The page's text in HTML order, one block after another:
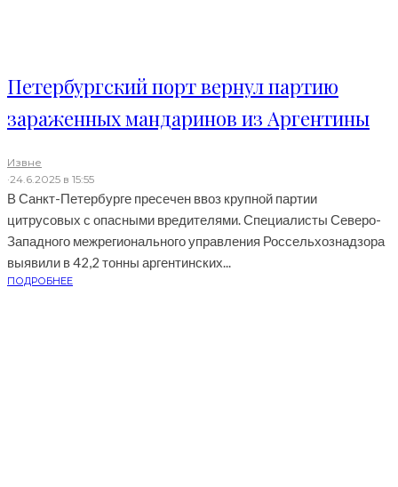
Петербургский порт вернул партию
зараженных мандаринов из Аргентины
Извне
·24.6.2025 в 15:55
В Санкт-Петербурге пресечен ввоз крупной партии
цитрусовых с опасными вредителями. Специалисты Северо-
Западного межрегионального управления Россельхознадзора
выявили в 42,2 тонны аргентинских...
ПОДРОБНЕЕ